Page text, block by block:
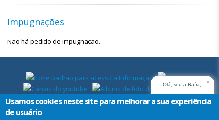
Impugnações
Não há pedido de impugnação.
Olá, sou a Raíra,
assistente virtual do
TRT14. Em que posso
x
Usamos cookies neste site para melhorar a sua experiência
de usuário